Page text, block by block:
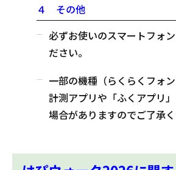
４ その他
必ずお使いのスマートフォ
ださい。
一部の機種（らくらくフォ
計測アプリや「ふくアプリ
場合がありますのでご了承く